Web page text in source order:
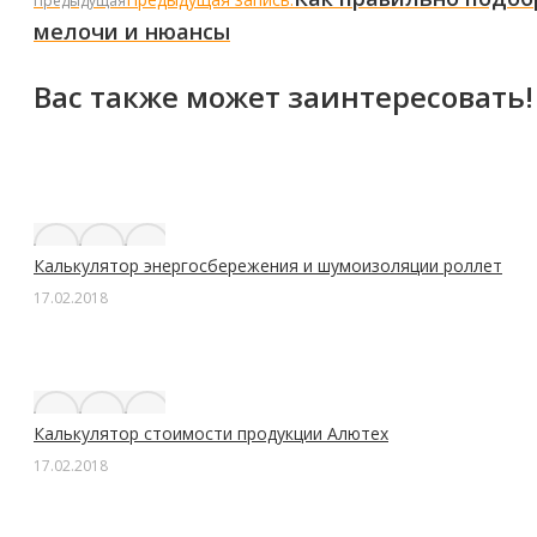
мелочи и нюансы
Вас также может заинтересовать!
Калькулятор энергосбережения и шумоизоляции роллет
17.02.2018
Калькулятор стоимости продукции Алютех
17.02.2018